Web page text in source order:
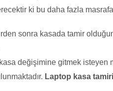
ki bu daha fazla
sonra kasada tamir
değişimine gitmek
Laptop kasa